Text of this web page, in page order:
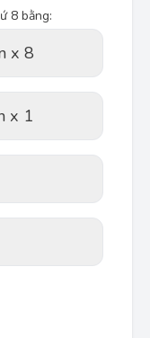
8 bằng:
x 8
x 1